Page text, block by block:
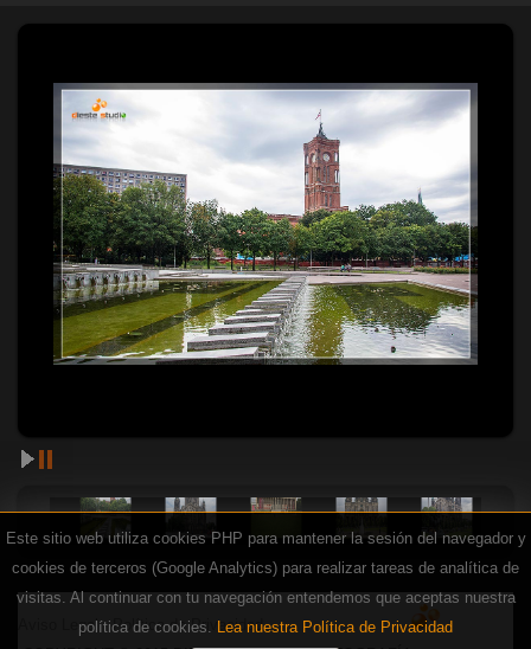
Aviso Legal · Política de Privacidad
Este sitio web utiliza cookies PHP para mantener la sesión del navegador y
cookies de terceros (Google Analytics) para realizar tareas de analítica de
visitas. Al continuar con tu navegación entendemos que aceptas nuestra
política de cookies. Lea nuestra Política de Privacidad